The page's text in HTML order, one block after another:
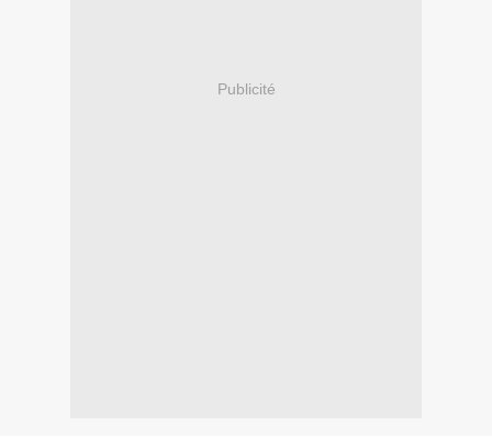
Publicité